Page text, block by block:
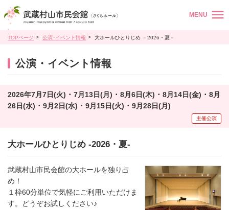
MENU
TOPページ 公演･イベント情報 大ホールひとりじめ －2026・夏－
公演・イベント情報
2026年7月7日(火) ･ 7月13日(月) ･ 8月6日(木) ･ 8月14日(金) ･ 8月
26日(水) ･ 9月2日(水) ･ 9月15日(火) ･ 9月28日(月)
主催公演
大ホールひとりじめ -2026・夏-
武蔵村山市民会館の大ホールを独り占
め！
１枠60分単位で気軽にご利用いただけま
す。どうぞお試しください♪